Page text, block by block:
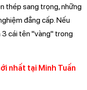
thép sang trọng, những
đẳng cấp. Nếu
3 cái tên "vàng" trong
nhất tại Minh Tuấn